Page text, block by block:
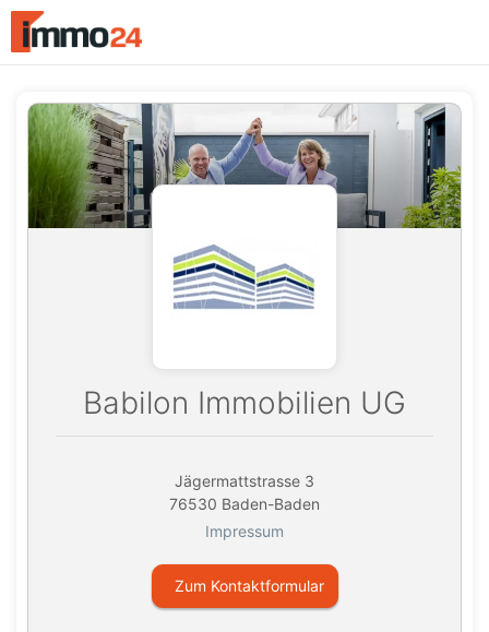
Accessibility
Modus
Navigation
zum
Inhalt
Babilon Immobilien UG
Jägermattstrasse 3
76530 Baden-Baden
Impressum
Zum Kontaktformular